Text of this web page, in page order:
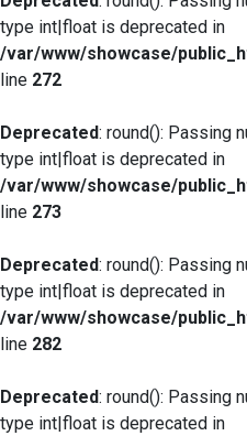
type int|float is deprecated in
/var/www/showcase/
line 272
Deprecated: round(): Passing
type int|float is deprecated in
/var/www/showcase/
line 273
Deprecated: round(): Passing
type int|float is deprecated in
/var/www/showcase/
line 282
Deprecated: round(): Passing
type int|float is deprecated in